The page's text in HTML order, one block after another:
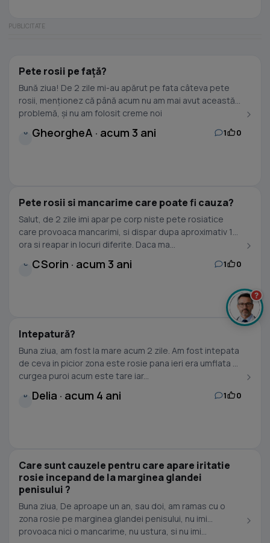
Pete rosii pe față?
Bună ziua! De 2 zile mi-au apărut pe fata câteva pete
rosii, menționez că până acum nu am mai avut această
problemă, și nu am folosit creme noi
G GheorgheA · acum 3 ani 1 0
Pete rosii si mancarime care poate fi cauza?
Salut, de 2 zile imi apar pe corp niste pete rosiatice
care provoaca mancarimi, si dispar dupa aproximativ 1
ora si reapar in locuri diferite. Daca ma...
C CSorin · acum 3 ani 1 0
Intepatură?
Buna ziua, am fost la mare acum 2 zile. Am fost intepata
de ceva in picior zona este rosie pana ieri era umflata si
curgea puroi acum este tare iar...
D Delia · acum 4 ani 1 0
Care sunt cauzele pentru care apare iritatie
rosie incepand de la marginea glandei
penisului ?
Buna ziua, De aproape un an, sau doi, am ramas cu o
zona rosie pe marginea glandei penisului, nu imi
provoaca nici o mancarime, nu ustura, si nu imi...
?